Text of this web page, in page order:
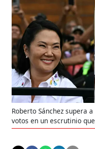
Roberto Sánchez supera
votos en un escrutinio